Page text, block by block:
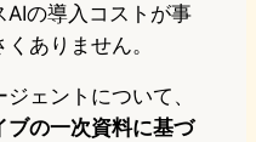
の導入コストが事
ありません。
ェントについて、
ブの一次資料に基づ